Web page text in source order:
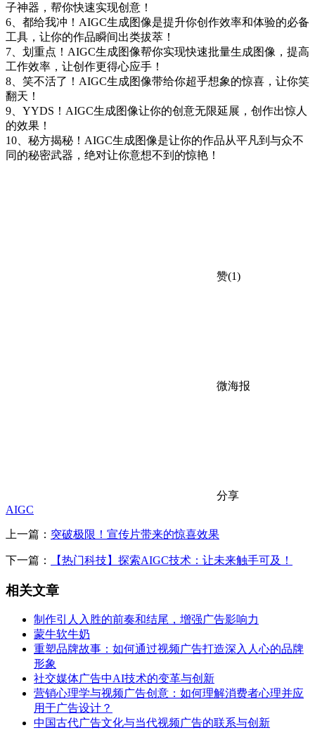
子神器，帮你快速实现创意！
6、都给我冲！AIGC生成图像是提升你创作效率和体验的必备
工具，让你的作品瞬间出类拔萃！
7、划重点！AIGC生成图像帮你实现快速批量生成图像，提高
工作效率，让创作更得心应手！
8、笑不活了！AIGC生成图像带给你超乎想象的惊喜，让你笑
翻天！
9、YYDS！AIGC生成图像让你的创意无限延展，创作出惊人
的效果！
10、秘方揭秘！AIGC生成图像是让你的作品从平凡到与众不
同的秘密武器，绝对让你意想不到的惊艳！
赞(1)
微海报
分享
AIGC
上一篇： 突破极限！宣传片带来的惊喜效果
下一篇： 【热门科技】探索AIGC技术：让未来触手可及！
相关文章
制作引人入胜的前奏和结尾，增强广告影响力
蒙牛软牛奶
重塑品牌故事：如何通过视频广告打造深入人心的品牌
形象
社交媒体广告中AI技术的变革与创新
营销心理学与视频广告创意：如何理解消费者心理并应
用于广告设计？
中国古代广告文化与当代视频广告的联系与创新